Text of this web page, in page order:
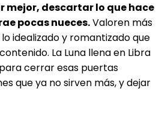
mejor, descartar lo que hace
pocas nueces.Valoren más
idealizado y romantizado que
La Luna llena en Libra
cerrar esas puertas
que ya no sirven más, y dejar